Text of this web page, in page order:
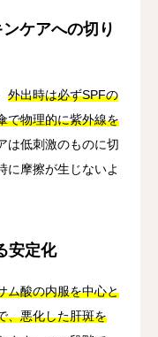
ケアへの切り
外出時は必ずSPFの
で物理的に紫外線を
は低刺激のものに切
に摩擦が生じないよ
安定化
ム酸の内服を中心と
、悪化した肝斑を